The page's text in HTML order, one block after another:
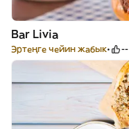
Bar Livia
Эртеңге чейин жабык --